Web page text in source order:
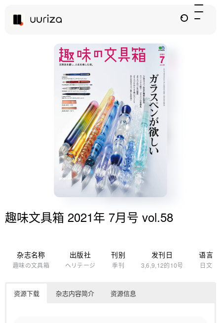
趣味文具箱 2021年 7月号 vol.58
杂志名称
趣味の文具箱
出版社
ヘリテージ
刊别
季刊
发刊日
3,6,9,12的10号
语言
日文
资源下载 杂志内容简介 资源信息